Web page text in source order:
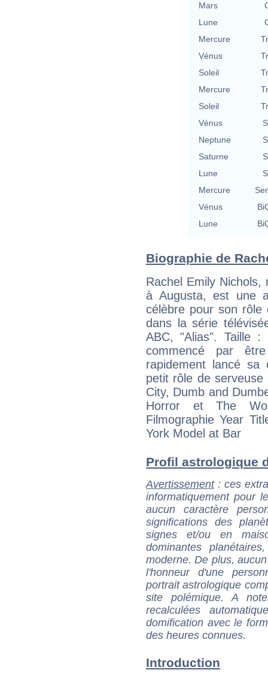
Mars
Lune
Mercure
Vénus
Soleil
Mercure
Soleil
Vénus
Neptune
Saturne
Lune
Mercure
Vénus
Lune
Biographie de
Rachel Emily
à Augusta, est une
célèbre pour son rôle
dans la série
ABC, "Alias". Taille
commencé par
rapidement lancé sa
petit rôle de
City, Dumb and
Horror et The
Filmographie Year
York Model at Bar
Profil astrologique
Avertissement: ces
informatiquement pour
aucun caractère
significations des
signes et/ou en
dominantes
moderne. De plus,
l'honneur d'une
portrait astrologique
site polémique. A
recalculées
domification avec le
des heures connues.
Introduction